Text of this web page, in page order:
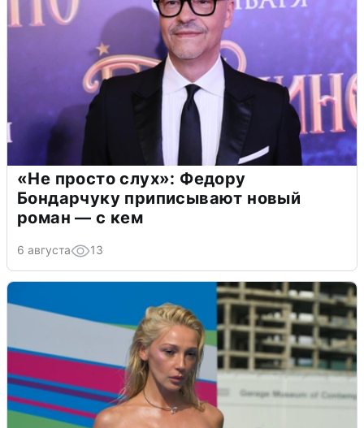
«Не просто слух»: Федору
Бондарчуку приписывают новый
роман — с кем
6 августа 13